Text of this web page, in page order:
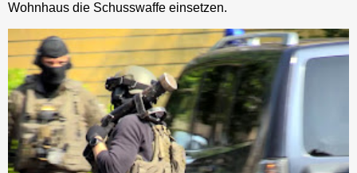
Wohnhaus die Schusswaffe einsetzen.